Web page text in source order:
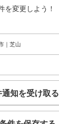
を変更しよう！
｜芝山
知を受け取る